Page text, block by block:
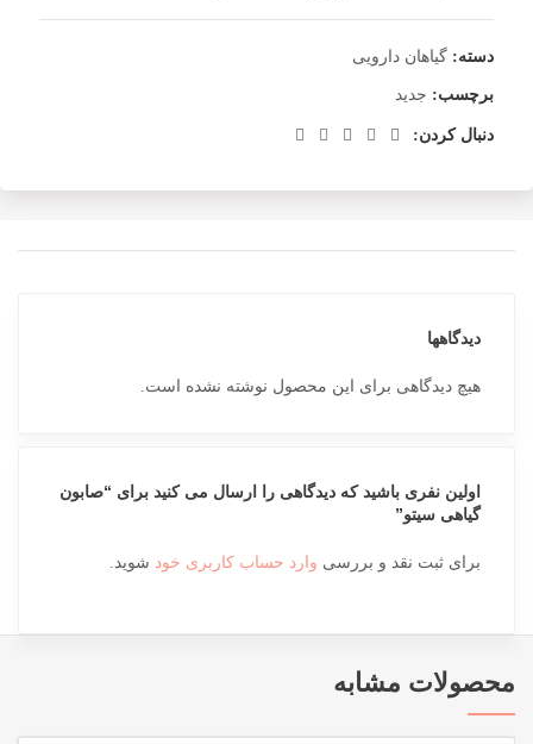
دسته: گیاهان دارویی
برچسب: جدید
دنبال کردن:
دیدگاهها
هیچ دیدگاهی برای این محصول نوشته نشده است.
اولین نفری باشید که دیدگاهی را ارسال می کنید برای “صابون
گیاهی سیتو”
برای ثبت نقد و بررسی وارد حساب کاربری خود شوید.
محصولات مشابه